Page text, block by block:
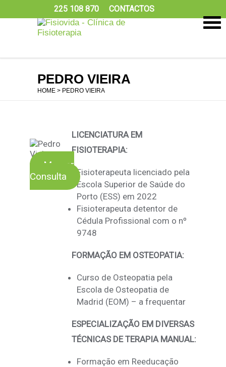
225 108 870 CONTACTOS
PEDRO VIEIRA
HOME > PEDRO VIEIRA
Marcar
Consulta
LICENCIATURA EM
FISIOTERAPIA:
Fisioterapeuta licenciado pela
Escola Superior de Saúde do
Porto (ESS) em 2022
Fisioterapeuta detentor de
Cédula Profissional com o nº
9748
FORMAÇÃO EM OSTEOPATIA:
Curso de Osteopatia pela
Escola de Osteopatia de
Madrid (EOM) – a frequentar
ESPECIALIZAÇÃO EM DIVERSAS
TÉCNICAS DE TERAPIA MANUAL:
Formação em Reeducação